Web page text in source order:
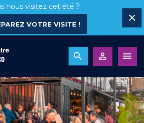
nous visitez cet été ?
VOTRE VISITE !